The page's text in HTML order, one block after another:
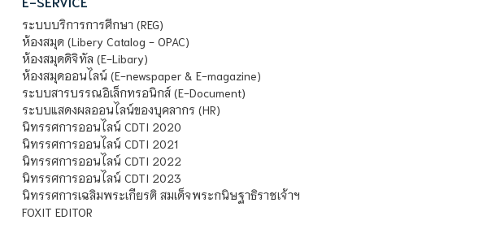
ระบบบริการการศึกษา (REG)
ห้องสมุด (Libery Catalog - OPAC)
ห้องสมุดดิจิทัล (E-Libary)
ห้องสมุดออนไลน์ (E-newspaper & E-magazine)
ระบบสารบรรณอิเล็กทรอนิกส์ (E-Document)
ระบบแสดงผลออนไลน์ของบุคลากร (HR)
นิทรรศการออนไลน์ CDTI 2020
นิทรรศการออนไลน์ CDTI 2021
นิทรรศการออนไลน์ CDTI 2022
นิทรรศการออนไลน์ CDTI 2023
นิทรรศการเฉลิมพระเกียรติ สมเด็จพระกนิษฐาธิราชเจ้าฯ
FOXIT EDITOR